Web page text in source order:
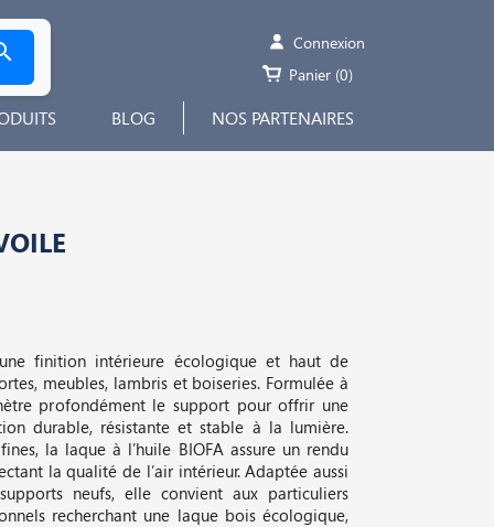
Connexion
Panier (0)
BLOG NOS PARTENAIRES
finition intérieure écologique et haut de
meubles, lambris et boiseries. Formulée à
profondément le support pour offrir une
durable, résistante et stable à la lumière.
la laque à l’huile BIOFA assure un rendu
la qualité de l’air intérieur. Adaptée aussi
neufs, elle convient aux particuliers
recherchant une laque bois écologique,